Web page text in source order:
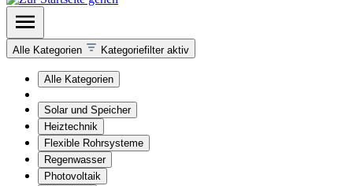
Alle Kategorien Kategoriefilter aktiv
Alle Kategorien
Solar und Speicher
Heiztechnik
Flexible Rohrsysteme
Regenwasser
Photovoltaik